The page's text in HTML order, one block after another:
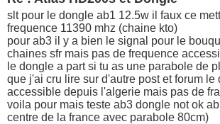
slt pour le dongle ab1 12.5w il faux ce
frequence 11390 mhz (chaine kto)
pour ab3 il y a bien le signal pour le
chaines sfr mais pas de frequence
le dongle a part si tu as une parabole de
que j'ai cru lire sur d'autre post et forum le
accessible depuis l'algerie mais pas de
voila pour mais teste ab3 dongle not ok
centre de la france avec parabole 80cm)